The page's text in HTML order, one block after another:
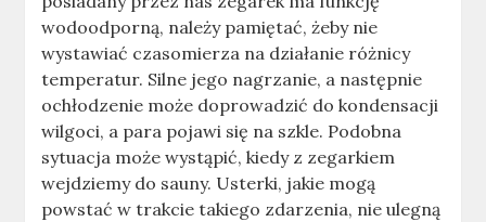
wodoodporną, należy pamiętać, żeby nie
wystawiać czasomierza na działanie różnicy
temperatur. Silne jego nagrzanie, a następnie
ochłodzenie może doprowadzić do kondensacji
wilgoci, a para pojawi się na szkle. Podobna
sytuacja może wystąpić, kiedy z zegarkiem
wejdziemy do sauny. Usterki, jakie mogą
powstać w trakcie takiego zdarzenia, nie ulegną